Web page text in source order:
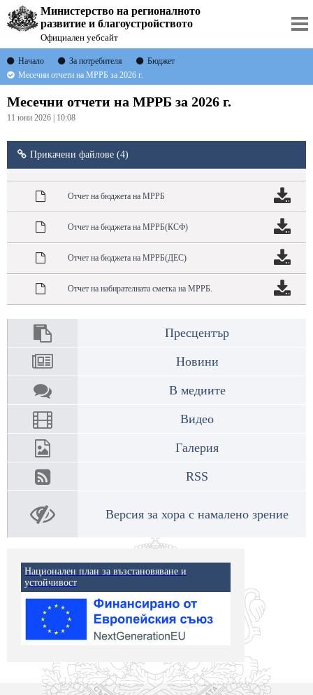
Министерство на регионалното
развитие и благоустройството
Официален уебсайт
Начало За потребителя
Бюджет
Месечни отчети на МРРБ за 2026 г.
Месечни отчети на МРРБ за 2026 г.
11 юни 2026 | 10:08
Прикачени файлове (4)
Отчет на бюджета на МРРБ
Отчет на бюджета на МРРБ(КСФ)
Отчет на бюджета на МРРБ(ДЕС)
Отчет на набирателната сметка на МРРБ.
Пресцентър
Новини
В медиите
Видео
Галерия
RSS
Версия за хора с намалено зрение
Национален план за възстановяване и
устойчивост